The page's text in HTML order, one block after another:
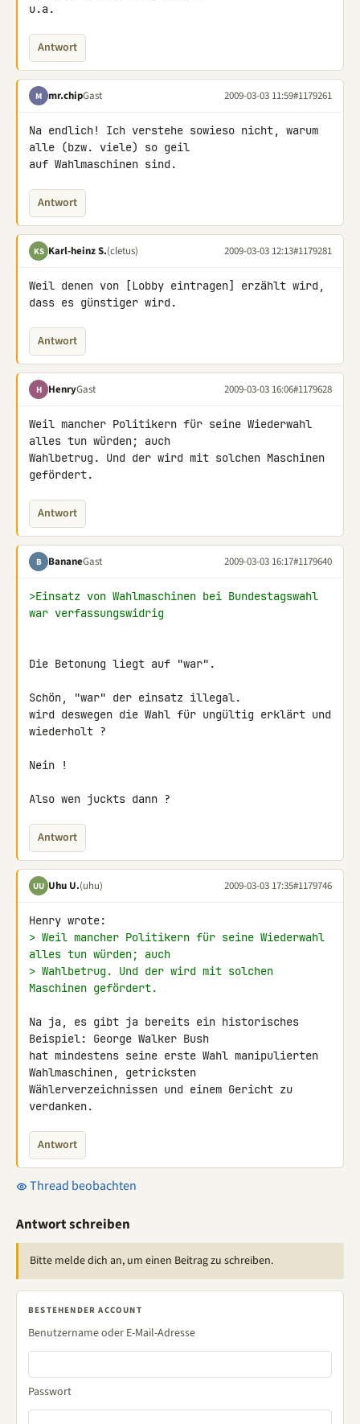
u.a.
Antwort
M mr.chipGast 2009-03-03 11:59#1179261
Na endlich! Ich verstehe sowieso nicht, warum
alle (bzw. viele) so geil
auf Wahlmaschinen sind.
Antwort
KS Karl-heinz S.(cletus) 2009-03-03 12:13#1179281
Weil denen von [Lobby eintragen] erzählt wird,
dass es günstiger wird.
Antwort
H HenryGast 2009-03-03 16:06#1179628
Weil mancher Politikern für seine Wiederwahl
alles tun würden; auch
Wahlbetrug. Und der wird mit solchen Maschinen
gefördert.
Antwort
B BananeGast 2009-03-03 16:17#1179640
>Einsatz von Wahlmaschinen bei Bundestagswahl
war verfassungswidrig
Die Betonung liegt auf "war".
Schön, "war" der einsatz illegal.
wird deswegen die Wahl für ungültig erklärt und
wiederholt ?
Nein !
Also wen juckts dann ?
Antwort
UU Uhu U.(uhu) 2009-03-03 17:35#1179746
> Weil mancher Politikern für seine Wiederwahl
alles tun würden; auch
> Wahlbetrug. Und der wird mit solchen
Maschinen gefördert.
Na ja, es gibt ja bereits ein historisches
Beispiel: George Walker Bush
hat mindestens seine erste Wahl manipulierten
Wahlmaschinen, getricksten
Wählerverzeichnissen und einem Gericht zu
verdanken.
Antwort
Thread beobachten
Antwort schreiben
Bitte melde dich an, um einen Beitrag zu schreiben.
BESTEHENDER ACCOUNT
Benutzername oder E-Mail-Adresse
Passwort